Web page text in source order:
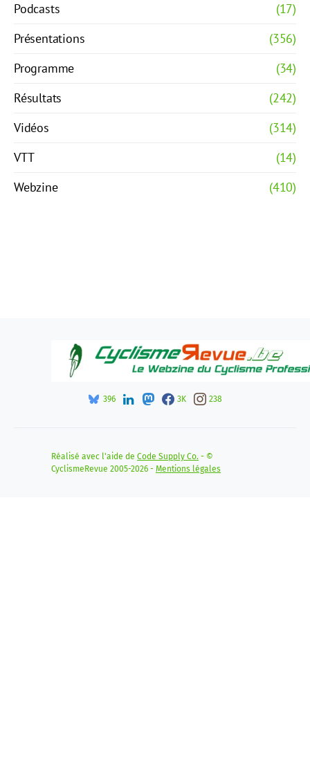
Podcasts
(17)
Présentations
(356)
Programme
(34)
Résultats
(242)
Vidéos
(314)
VTT
(14)
Webzine
(410)
396 3K 238
Réalisé avec l'aide de Code Supply Co. - ©
CyclismeRevue 2005-2026 - Mentions légales